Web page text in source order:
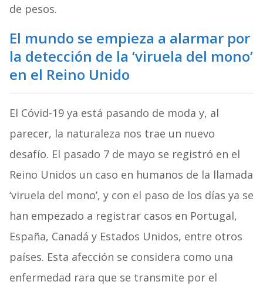
de pesos.
El mundo se empieza a alarmar por
la detección de la ‘viruela del mono’
en el Reino Unido
El Cóvid-19 ya está pasando de moda y, al
parecer, la naturaleza nos trae un nuevo
desafío. El pasado 7 de mayo se registró en el
Reino Unidos un caso en humanos de la llamada
‘viruela del mono’, y con el paso de los días ya se
han empezado a registrar casos en Portugal,
España, Canadá y Estados Unidos, entre otros
países. Esta afección se considera como una
enfermedad rara que se transmite por el